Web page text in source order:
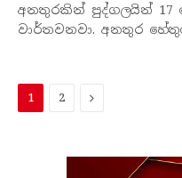
අනතුරකින් පුද්ගලයින් 17
වාර්තවනවා. අනතුර
1 2
ඊළ​